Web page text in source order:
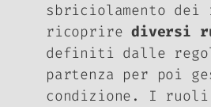
sbriciolamento
ricoprirediversi
definiti dalle
partenza per poi
condizione. I